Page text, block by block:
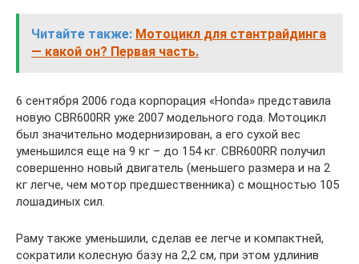
Читайте также: Мотоцикл для стантрайдинга
— какой он? Первая часть.
6 сентября 2006 года корпорация «Honda» представила
новую CBR600RR уже 2007 модельного года. Мотоцикл
был значительно модернизирован, а его сухой вес
уменьшился еще на 9 кг – до 154 кг. CBR600RR получил
совершенно новый двигатель (меньшего размера и на 2
кг легче, чем мотор предшественника) с мощностью 105
лошадиных сил.
Раму также уменьшили, сделав ее легче и компактней,
сократили колесную базу на 2,2 см, при этом удлинив